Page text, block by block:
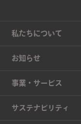
私たちについて
Our Mission
お知らせ
事業・サービス
サステナビリティ